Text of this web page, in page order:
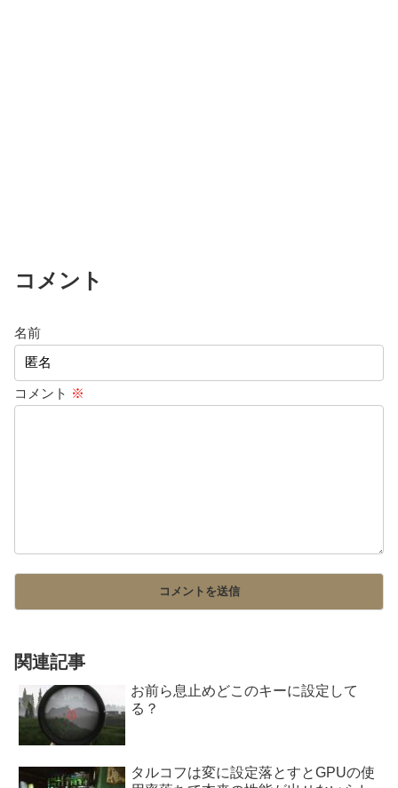
コメント
名前
コメント ※
関連記事
お前ら息止めどこのキーに設定して
る？
タルコフは変に設定落とすとGPUの使